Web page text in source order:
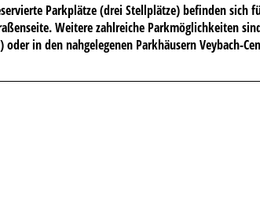
Parkplätze (drei Stellplätze) befinden
Weitere zahlreiche Parkmöglichkeiten
in den nahgelegenen Parkhäusern Veybach-